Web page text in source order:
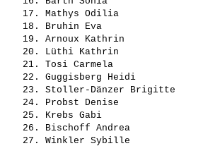
17. Mathys Odilia
18. Bruhin Eva
19. Arnoux Kathrin
20. Lüthi Kathrin
21. Tosi Carmela
22. Guggisberg Heidi
23. Stoller-Dänzer Brigitte
24. Probst Denise
25. Krebs Gabi
26. Bischoff Andrea
27. Winkler Sybille